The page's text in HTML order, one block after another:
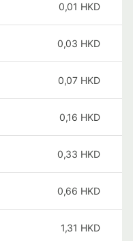
0,01 HKD
0,03 HKD
0,07 HKD
0,16 HKD
0,33 HKD
0,66 HKD
1,31 HKD